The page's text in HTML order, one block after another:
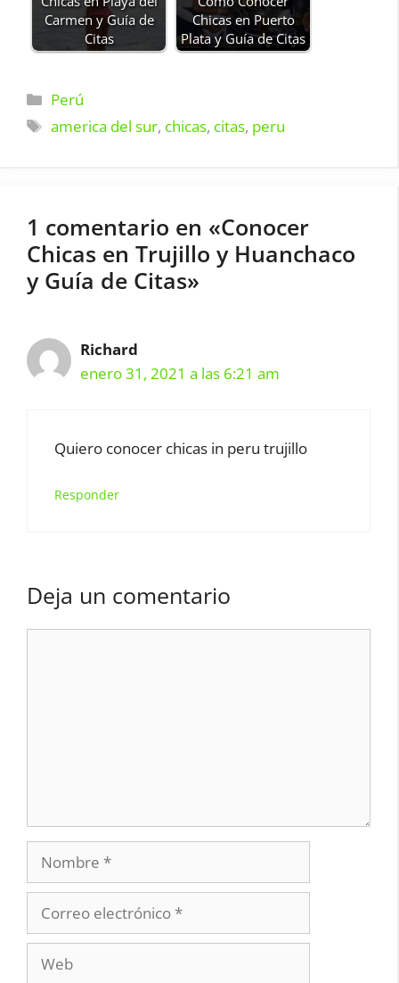
Carmen y Guía de
Citas
Chicas en Puerto
Plata y Guía de Citas
Categorías
Perú
Etiquetas
america del sur, chicas, citas, peru
1 comentario en «Conocer
Chicas en Trujillo y Huanchaco
y Guía de Citas»
Richard
enero 31, 2021 a las 6:21 am
Quiero conocer chicas in peru trujillo
Responder
Deja un comentario
Nombre
electrónico